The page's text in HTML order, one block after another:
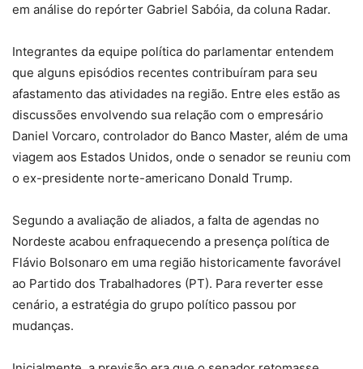
em análise do repórter Gabriel Sabóia, da coluna Radar.
Integrantes da equipe política do parlamentar entendem
que alguns episódios recentes contribuíram para seu
afastamento das atividades na região. Entre eles estão as
discussões envolvendo sua relação com o empresário
Daniel Vorcaro, controlador do Banco Master, além de uma
viagem aos Estados Unidos, onde o senador se reuniu com
o ex-presidente norte-americano Donald Trump.
Segundo a avaliação de aliados, a falta de agendas no
Nordeste acabou enfraquecendo a presença política de
Flávio Bolsonaro em uma região historicamente favorável
ao Partido dos Trabalhadores (PT). Para reverter esse
cenário, a estratégia do grupo político passou por
mudanças.